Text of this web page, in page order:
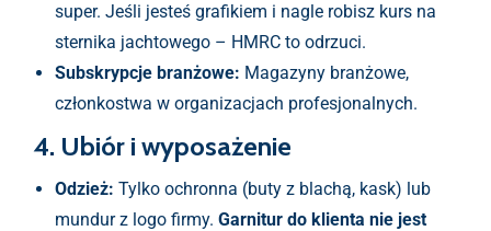
super. Jeśli jesteś grafikiem i nagle robisz kurs na
sternika jachtowego – HMRC to odrzuci.
Subskrypcje branżowe: Magazyny branżowe,
członkostwa w organizacjach profesjonalnych.
4. Ubiór i wyposażenie
Odzież: Tylko ochronna (buty z blachą, kask) lub
mundur z logo firmy. Garnitur do klienta nie jest